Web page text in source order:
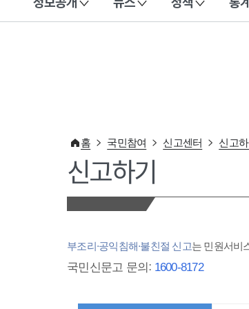
이 누리집은 대한민국 공식 전자정부 누리집입니다.
홈 국민참여 신고센터 신고
신고하기
부조리·공익침해·불친절 신고는 민원서비
국민신문고 문의: 1600-8172